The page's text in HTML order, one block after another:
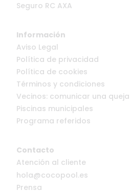
Seguro RC AXA
Información
Aviso Legal
Política de privacidad
Política de cookies
Términos y condiciones
Vecinos: comunicar una queja
Piscinas municipales
Programa referidos
Contacto
Atención al cliente
hola@cocopool.es
Prensa